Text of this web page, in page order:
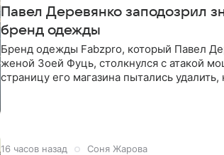
Павел Деревянко заподозрил
бренд одежды
Бренд одежды Fabzpro, который Павел
женой Зоей Фуць, столкнулся с атакой
страницу его магазина пытались
16 часов назад Соня Жарова